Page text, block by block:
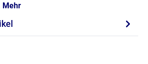
Mehr